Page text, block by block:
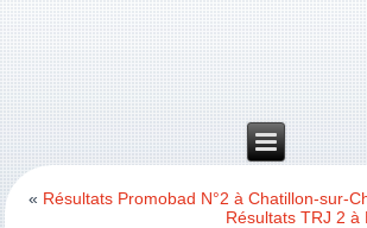
« Résultats Promobad N°2 à Chatillon-sur-
Résultats TRJ 2 à